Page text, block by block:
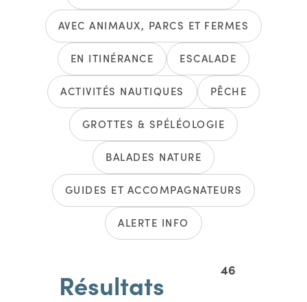
AVEC ANIMAUX, PARCS ET FERMES
EN ITINÉRANCE ESCALADE
ACTIVITÉS NAUTIQUES PÊCHE
GROTTES & SPÉLÉOLOGIE
BALADES NATURE
GUIDES ET ACCOMPAGNATEURS
ALERTE INFO
46
Résultats